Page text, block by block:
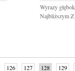
Wyrazy
Najbliższym
126 127 128 129